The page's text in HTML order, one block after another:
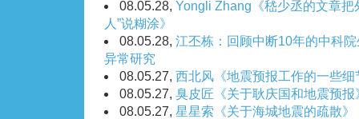
08.05.28, Yongli Zhang《嵇少丞的文章把
人”说糊涂》
08.05.28, 江丕栋：回顾中断10年的中科
异常研究
08.05.27, 西北风《地震预报工作的一些细
08.05.27, 臭皮匠《关于耿庆国和地震预报
08.05.27, 星星索《关于海城地震的疏散》